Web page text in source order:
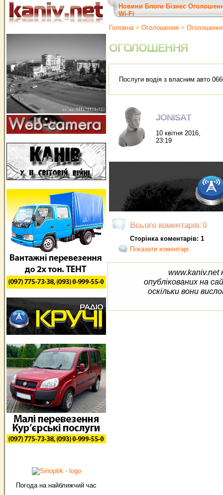
Погода на найближчий час
Новини Блоги Бізнес
Wi-Fi
Головна> Оголошення >
ОГОЛОШЕННЯ
Послуги водія з власним авто
JONISAT
10 квітня 2016,
23:19
Всього коментарів: 0
Сторінка коментарів: 1
Показати коментарі
www.kaniv.net
опублікованих на
оскільки вони